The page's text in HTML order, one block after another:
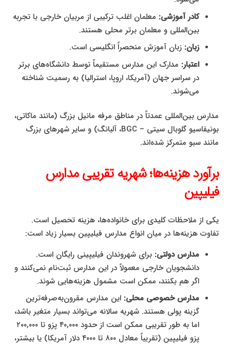
کادر آموزشی: معلمان اغلب ترکیبی از مربیان خارجی با تجربه
بین‌المللی و معلمان برتر محلی هستند.
زبان: زبان آموزش منحصراً انگلیسی است.
اعتبار: مدارک این مدارس مستقیماً توسط دانشگاه‌های برتر
در سراسر جهان (آمریکا، اروپا، استرالیا) به رسمیت شناخته
می‌شوند.
مدارس بین‌المللی عمدتاً در مناطق مرفه مانیل بزرگ (مانند ماکاتی،
بونیفاسیو گلوبال سیتی – BGC، آلبانگ) و سایر شهرهای بزرگ
مانند سبو متمرکز شده‌اند.
برآورد هزینه‌ها؛ شهریه تقریبی مدارس
فیلیپین
یکی از ملاحظات کلیدی برای خانواده‌ها، هزینه تحصیل است.
تفاوت هزینه‌ها در میان انواع مدارس فیلیپین بسیار زیاد است:
مدارس دولتی: برای شهروندان فیلیپینی رایگان است.
دانشجویان خارجی معمولاً در این مدارس ثبت‌نام نمی‌کنند و
اگر هم بکنند، ممکن است مشمول هزینه‌هایی شوند.
مدارس خصوصی محلی: این مدارس مقرون‌به‌صرفه‌ترین
گزینه پولی هستند. شهریه سالانه می‌تواند بسیار متغیر باشد،
اما به طور تقریبی ممکن است از حدود ۴۰,۰۰۰ پزو تا ۲۰۰,۰۰۰
پزو فیلیپین (تقریباً معادل ۸۰۰ تا ۴۰۰۰ دلار آمریکا) یا بیشتر،